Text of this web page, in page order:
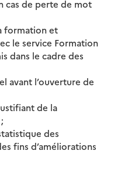
cas de perte de mot
formation et
le service Formation
dans le cadre des
avant l’ouverture de
de la
des
fins d’améliorations